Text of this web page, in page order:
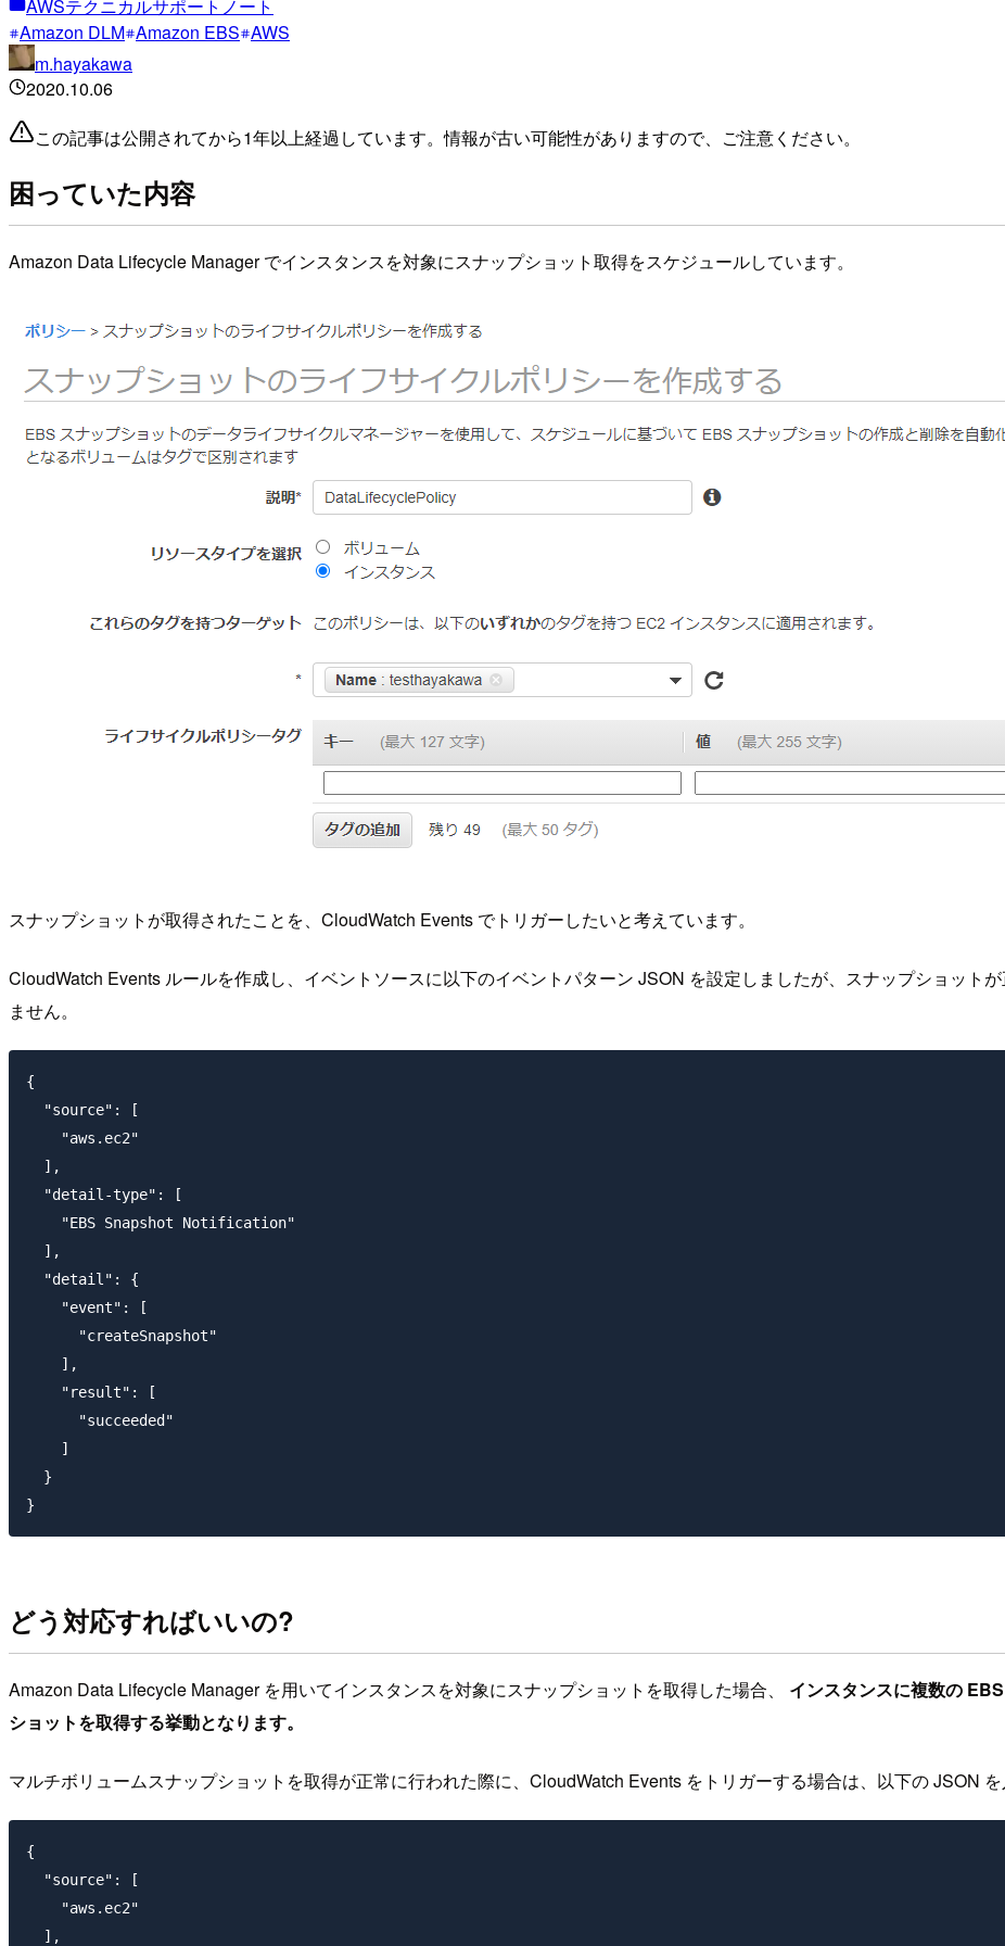
AWSテクニカルサポートノート
Amazon DLM Amazon EBS AWS
m.hayakawa
2020.10.06
この記事は公開されてから1年以上経過しています。情報が古い可能性がありますので、ご注意ください。
困っていた内容
Amazon Data Lifecycle Manager でインスタンスを対象にスナップショット取得をスケジュールしています。
スナップショットが取得されたことを、CloudWatch Events でトリガーしたいと考えています。
CloudWatch Events ルールを作成し、イベントソースに以下のイベントパターン JSON を設定しましたが、スナップショット
ません。
{
  "source": [
    "aws.ec2"
  ],
  "detail-type": [
    "EBS Snapshot Notification"
  ],
  "detail": {
    "event": [
      "createSnapshot"
    ],
    "result": [
      "succeeded"
    ]
  }
どう対応すればいいの?
Amazon Data Lifecycle Manager を用いてインスタンスを対象にスナップショットを取得した場合、 インスタンスに複数の
ショットを取得する挙動となります。
マルチボリュームスナップショットを取得が正常に行われた際に、CloudWatch Events をトリガーする場合は、以下の JSON を
{
  "source": [
    "aws.ec2"
  ],